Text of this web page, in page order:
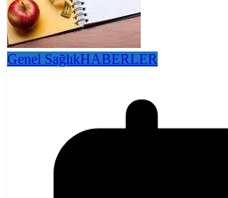
Genel SağlıkHABERLER